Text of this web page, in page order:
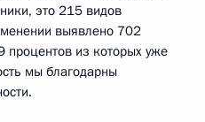
это 215 видов
выявлено 702
процентов из которых уже
мы благодарны